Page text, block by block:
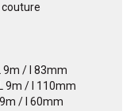
9m / l 83mm
9m / l 110mm
/ l 60mm